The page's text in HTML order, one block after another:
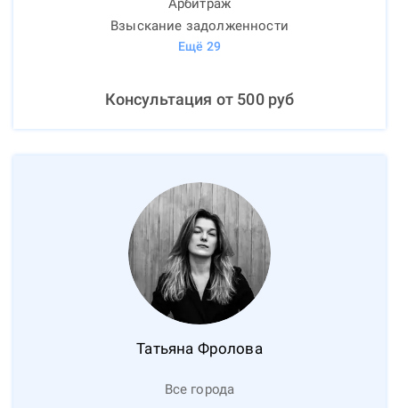
Арбитраж
Взыскание задолженности
Ещё 29
Консультация от 500руб
Татьяна Фролова
Все города